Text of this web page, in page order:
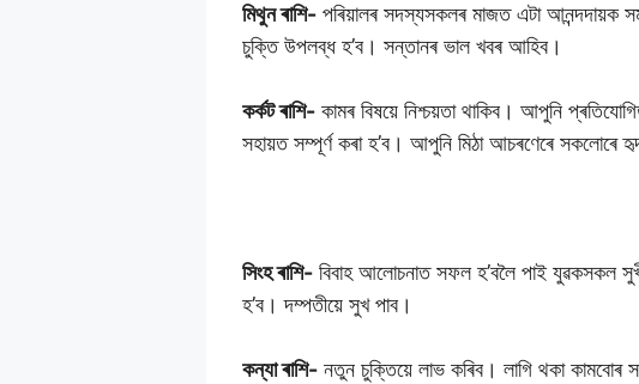
মিথুন ৰাশি- পৰিয়ালৰ সদস্যসকলৰ মাজত এটা আনন্দদায়ক
চুক্তি উপলব্ধ হ’ব। সন্তানৰ ভাল খবৰ আহিব।
কৰ্কট ৰাশি- কামৰ বিষয়ে নিশ্চয়তা থাকিব। আপুনি
সহায়ত সম্পূৰ্ণ কৰা হ’ব। আপুনি মিঠা আচৰণেৰে সকলোৰে
সিংহ ৰাশি- বিবাহ আলোচনাত সফল হ’বলৈ পাই যুৱকসকল
হ’ব। দম্পতীয়ে সুখ পাব।
কন্যা ৰাশি- নতুন চুক্তিয়ে লাভ কৰিব। লাগি থকা কামবোৰ